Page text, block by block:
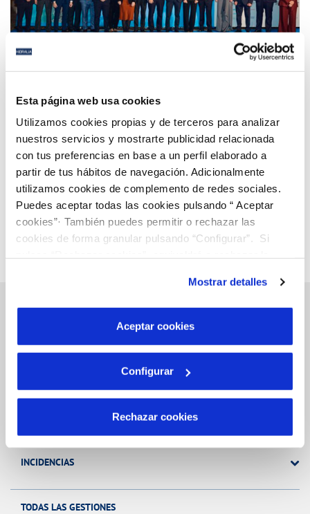
Esta página web usa cookies
Utilizamos cookies propias y de terceros para analizar
nuestros servicios y mostrarte publicidad relacionada
con tus preferencias en base a un perfil elaborado a
partir de tus hábitos de navegación. Adicionalmente
utilizamos cookies de complemento de redes sociales.
Puedes aceptar todas las cookies pulsando “ Aceptar
cookies”· También puedes permitir o rechazar las
cookies de forma granular pulsando “Configurar”. Si
son indispensables para que el sitio web funcione y que
por tanto no se pueden desactivar. Puedes consultar
más información en nuestraPolítica de Cookies
Mostrar detalles
Aceptar cookies
Configurar
Rechazar cookies
Hidralia participa en el acto conmemorativo del
Página 4 de 112
Anterior Siguiente
Gestiones Online
FACTURAS, PAGOS Y CONSUMOS
MODIFICACIÓN DE DATOS
INCIDENCIAS
TODAS LAS GESTIONES